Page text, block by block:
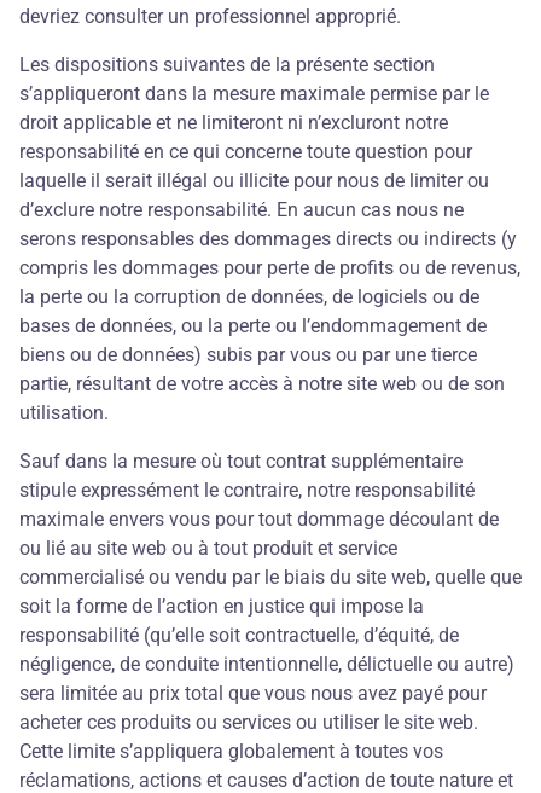
devriez consulter un professionnel approprié.
Les dispositions suivantes de la présente section
s’appliqueront dans la mesure maximale permise par le
droit applicable et ne limiteront ni n’excluront notre
responsabilité en ce qui concerne toute question pour
laquelle il serait illégal ou illicite pour nous de limiter ou
d’exclure notre responsabilité. En aucun cas nous ne
serons responsables des dommages directs ou indirects (y
compris les dommages pour perte de profits ou de revenus,
la perte ou la corruption de données, de logiciels ou de
bases de données, ou la perte ou l’endommagement de
biens ou de données) subis par vous ou par une tierce
partie, résultant de votre accès à notre site web ou de son
utilisation.
Sauf dans la mesure où tout contrat supplémentaire
stipule expressément le contraire, notre responsabilité
maximale envers vous pour tout dommage découlant de
ou lié au site web ou à tout produit et service
commercialisé ou vendu par le biais du site web, quelle que
soit la forme de l’action en justice qui impose la
responsabilité (qu’elle soit contractuelle, d’équité, de
négligence, de conduite intentionnelle, délictuelle ou autre)
sera limitée au prix total que vous nous avez payé pour
acheter ces produits ou services ou utiliser le site web.
Cette limite s’appliquera globalement à toutes vos
réclamations, actions et causes d’action de toute nature et